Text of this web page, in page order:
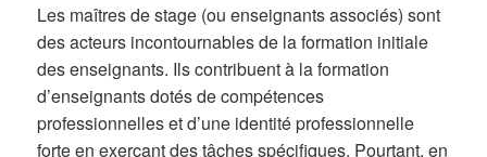
Les maîtres de stage (ou enseignants associés) sont
des acteurs incontournables de la formation initiale
des enseignants. Ils contribuent à la formation
d’enseignants dotés de compétences
professionnelles et d’une identité professionnelle
forte en exerçant des tâches spécifiques. Pourtant, en